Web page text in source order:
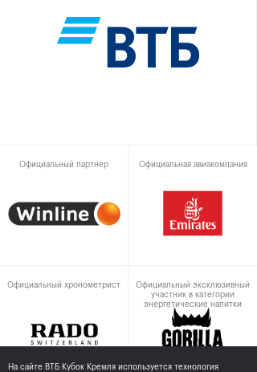
Официальный партнер Официальная авиакомпания
Официальный хронометрист
Официальный эксклюзивный
участник в категории
энергетические напитки
На сайте ВТБ Кубок Кремля используется технология